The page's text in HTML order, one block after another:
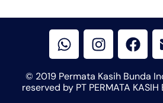
h
a
t
s
a
n
s
t
a
a
c
b
© 2019 Permata Kasih Bunda
reserved by PT PERMATA KASIH